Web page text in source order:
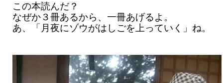
この本読んだ？
なぜか３冊あるから、一冊あげるよ。
あ、「月夜にゾウがはしごを上っていく」ね。